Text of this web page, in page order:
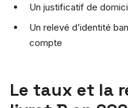
Un justificatif de
Un relevé d’identité
compte
Le taux et la